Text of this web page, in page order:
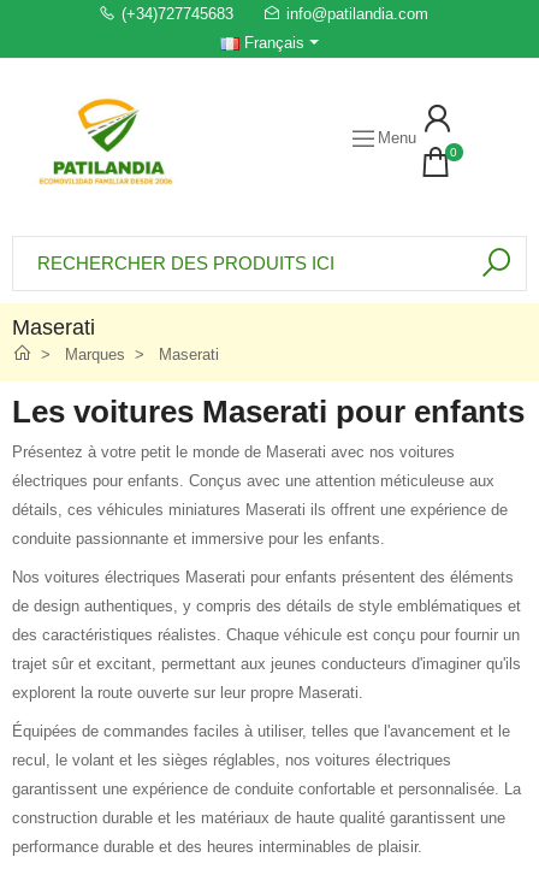
(+34)727745683
info@patilandia.com
Français
Menu
0
Maserati
Marques Maserati
Les voitures Maserati pour enfants
Présentez à votre petit le monde de Maserati avec nos voitures
électriques pour enfants. Conçus avec une attention méticuleuse aux
détails, ces véhicules miniatures Maserati ils offrent une expérience de
conduite passionnante et immersive pour les enfants.
Nos voitures électriques Maserati pour enfants présentent des éléments
de design authentiques, y compris des détails de style emblématiques et
des caractéristiques réalistes. Chaque véhicule est conçu pour fournir un
trajet sûr et excitant, permettant aux jeunes conducteurs d'imaginer qu'ils
explorent la route ouverte sur leur propre Maserati.
Équipées de commandes faciles à utiliser, telles que l'avancement et le
recul, le volant et les sièges réglables, nos voitures électriques
garantissent une expérience de conduite confortable et personnalisée. La
construction durable et les matériaux de haute qualité garantissent une
performance durable et des heures interminables de plaisir.